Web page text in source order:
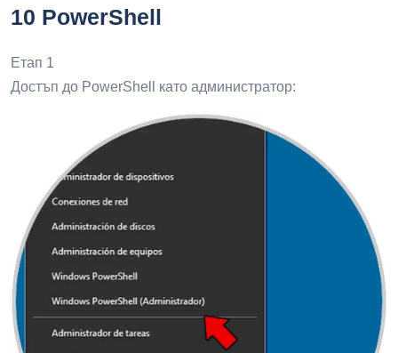
10 PowerShell
Етап 1
Достъп до PowerShell като администратор: